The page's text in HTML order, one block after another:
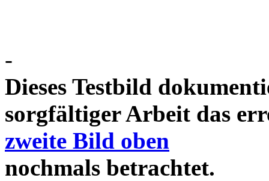
-
Dieses Testbild
sorgfältiger Arbeit das
zweite Bild oben
nochmals